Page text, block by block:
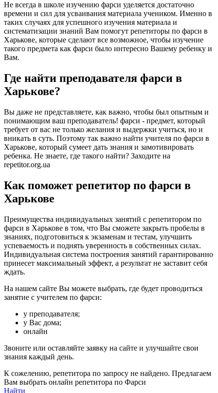
Не всегда в школе изучению фарси уделяется достаточно
времени и сил для усваивания материала учеником. Именно в
таких случаях для успешного изучения материала и
систематизации знаний Вам помогут репетиторы по фарси в
Харькове, которые сделают все возможное, чтобы изучение
такого предмета как фарси было интересно Вашему ребенку и
Вам.
Где найти преподавателя фарси в
Харькове?
Вы даже не представляете, как важно, чтобы был опытным и
понимающим ваш преподаватель! фарси - предмет, который
требует от вас не только желания и выдержки учиться, но и
вникать в суть. Поэтому так важно найти учителя по фарси в
Харькове, который сумеет дать знания и замотивировать
ребенка. Не знаете, где такого найти? Заходите на
repetitor.org.ua
Как поможет репетитор по фарси в
Харькове
Преимущества индивидуальных занятий с репетитором по
фарси в Харькове в том, что Вы сможете закрыть пробелы в
знаниях, подготовиться к экзаменам и тестам, улучшить
успеваемость и поднять уверенность в собственных силах.
Индивидуальная система построения занятий гарантированно
принесет максимальный эффект, а результат не заставит себя
ждать.
На нашем сайте Вы можете выбрать, где будет проводиться
занятие с учителем по фарси:
у преподавателя;
у Вас дома;
онлайн
Звоните или оставляйте заявку на сайте и улучшайте свои
знания каждый день.
К сожелению, репетитора по запросу не найдено. Предлагаем
Вам выбрать онлайн репетитора по Фарси
Найти